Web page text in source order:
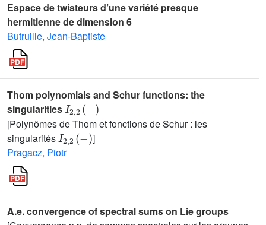
Espace de twisteurs d’une variété presque
hermitienne de dimension 6
Butruille, Jean-Baptiste
Thom polynomials and Schur functions: the
singularities
I2,2(-)
[Polynômes de Thom et fonctions de Schur : les
singularités
I2, 2(-)
]
Pragacz, Piotr
A.e. convergence of spectral sums on Lie groups